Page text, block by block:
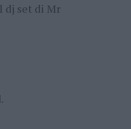
dj set di Mr